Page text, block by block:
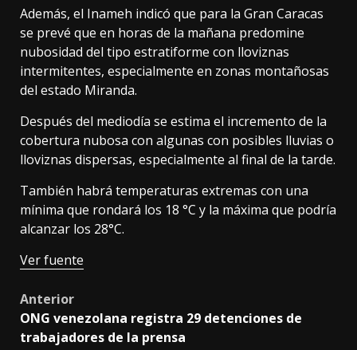
Además, el Inameh indicó que para la Gran Caracas
se prevé que en horas de la mañana predomine
nubosidad del tipo estratiforme con lloviznas
intermitentes, especialmente en zonas montañosas
del estado Miranda.
Después del mediodía se estima el incremento de la
cobertura nubosa con algunas con posibles lluvias o
lloviznas dispersas, especialmente al final de la tarde.
También habrá temperaturas extremas con una
mínima que rondará los 18 °C y la máxima que podría
alcanzar los 28°C.
Ver fuente
Post
navigation
Anterior
ONG venezolana registra 29 detenciones de
trabajadores de la prensa